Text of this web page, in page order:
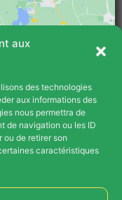
aux
des technologies
aux informations des
nous permettra de
de navigation ou les ID
ou de retirer son
caractéristiques